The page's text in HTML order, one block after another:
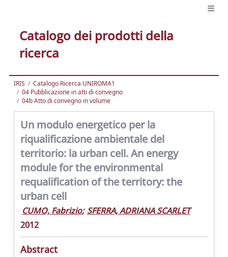
Catalogo dei prodotti della
ricerca
IRIS
Catalogo Ricerca UNIROMA1
04 Pubblicazione in atti di convegno
04b Atto di convegno in volume
Un modulo energetico per la
riqualificazione ambientale del
territorio: la urban cell. An energy
module for the environmental
requalification of the territory: the
urban cell
CUMO, Fabrizio; SFERRA, ADRIANA SCARLET
2012
Abstract